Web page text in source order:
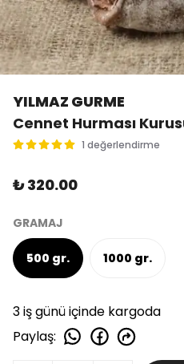
YILMAZ GURME
Cennet Hurması
1 değerlendirme
₺ 320.00
GRAMAJ
500 gr. 1000 gr.
3 iş günü içinde kargoda
Paylaş: